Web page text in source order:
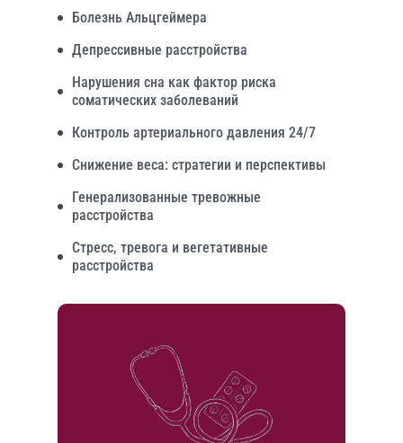
Болезнь Альцгеймера
Депрессивные расстройства
Нарушения сна как фактор риска
соматических заболеваний
Контроль артериального давления 24/7
Снижение веса: стратегии и перспективы
Генерализованные тревожные
расстройства
Стресс, тревога и вегетативные
расстройства